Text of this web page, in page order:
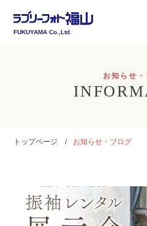
FUKUYAMA Co.,Ltd.
お知らせ
トップページ お知らせ・ブログ